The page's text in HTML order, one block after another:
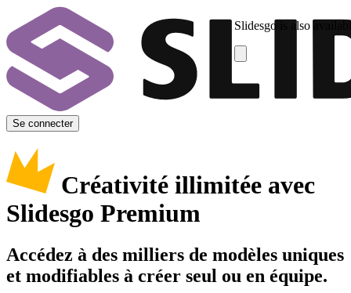
Slidesgo is also
Se connecter
Créativité illimitée avec
Slidesgo Premium
Accédez à des milliers de modèles uniques
et modifiables à créer seul ou en équipe.